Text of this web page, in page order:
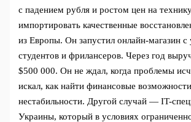
с падением рубля и ростом цен на
импортировать качественные
из Европы. Он запустил онлайн-магазин
студентов и фрилансеров. Через год
$500 000. Он не ждал, когда проблемы
искал, как найти финансовые
нестабильности. Другой случай — IT-
Украины, который в условиях